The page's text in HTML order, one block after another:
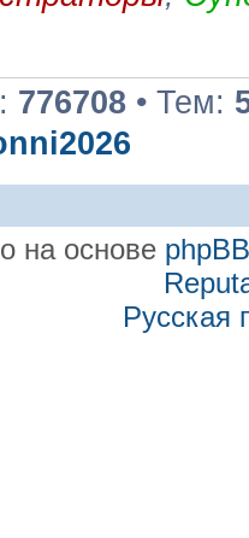
776708 • Тем:
на основе phpBB
Русская